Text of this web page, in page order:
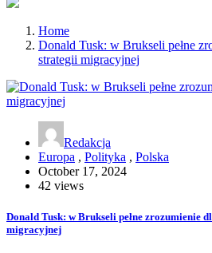
Home
Donald Tusk: w Brukseli pełne
strategii migracyjnej
Redakcja
Europa , Polityka , Polska
October 17, 2024
42 views
Donald Tusk: w Brukseli pełne zrozumienie
migracyjnej